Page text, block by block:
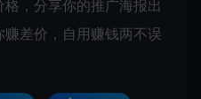
，分享你的推广海报出
差价，自用赚钱两不误